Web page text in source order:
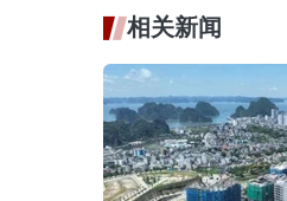
相关新闻